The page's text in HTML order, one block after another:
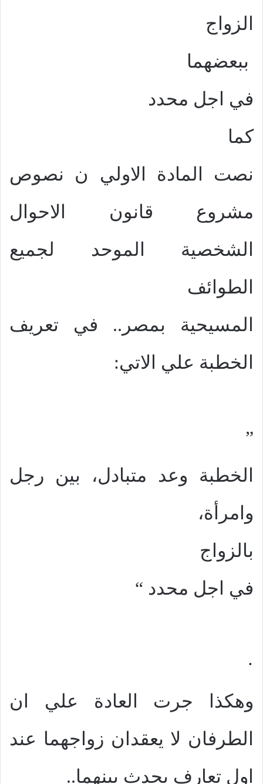
الزواج
ببعضهما
في اجل محدد
كما
نصت المادة الاولي ن نصوص
مشروع قانون الاحوال
الشخصية الموحد لجميع
الطوائف
المسيحية بمصر.. في تعريف
الخطبة علي الاتي:
”
الخطبة وعد متبادل، بين رجل
وامرأة،
بالزواج
في اجل محدد “
·
وهكذا جرت العادة علي ان
الطرفان لا يعقدان زواجهما عند
اول تعارف يحدث بينهما..